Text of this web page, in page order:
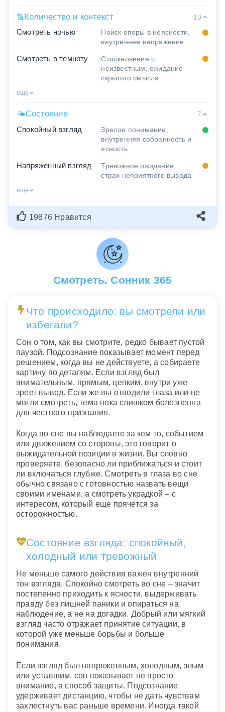
🔢Количество и контекст
10
Смотреть ночью
Поиск опоры в неясности,
внутреннее напряжение
Смотреть в темноту
Столкновение с
неизвестным, ожидание
скрытого смысла
еще
🌤Состояние
7
Спокойный взгляд
Зрелое понимание,
внутренняя собранность и
ясность
Напряженный взгляд
Тревожное ожидание,
страх неприятного вывода
еще
19876 Нравится
Смотреть. Сонник 365
Что происходило: вы смотрели или
избегали?
Сон о том, как вы смотрите, редко бывает пустой
паузой. Подсознание показывает момент перед
решением, когда вы не действуете, а собираете
картину по деталям. Если взгляд был
внимательным, прямым, цепким, внутри уже
зреет вывод. Если же вы отводили глаза или не
могли смотреть, тема пока слишком болезненна
для честного признания.
Когда во сне вы наблюдаете за кем то, событием
или движением со стороны, это говорит о
выжидательной позиции в жизни. Вы словно
проверяете, безопасно ли приближаться и стоит
ли включаться глубже. Смотреть в глаза во сне
обычно связано с готовностью назвать вещи
своими именами, а смотреть украдкой – с
интересом, который еще прячется за
осторожностью.
Состояние взгляда: спокойный,
холодный или тревожный
Не меньше самого действия важен внутренний
тон взгляда. Спокойно смотреть во сне – значит
постепенно приходить к ясности, выдерживать
правду без лишней паники и опираться на
наблюдение, а не на догадки. Добрый или мягкий
взгляд часто отражает принятие ситуации, в
которой уже меньше борьбы и больше
понимания.
Если взгляд был напряженным, холодным, злым
или уставшим, сон показывает не просто
внимание, а способ защиты. Подсознание
удерживает дистанцию, чтобы не дать чувствам
захлестнуть вас раньше времени. Иногда такой